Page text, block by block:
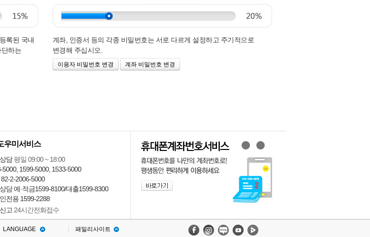
록된 국내
하는
계좌, 인증서 등의 각종 비밀번호는 서로 다르게 설정하고 주기적으로
변경해 주십시오.
이용자 비밀번호 변경 계좌 비밀번호 변경
우미서비스
담 평일 09:00 ~ 18:00
5000, 1599-5000, 1533-5000
2-2006-5000
담 예·적금1599-8100/대출1599-8300
전용 1599-2288
고 24시간전화접수
LANGUAGE 패밀리사이트